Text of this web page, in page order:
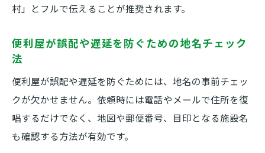
村」とフルで伝えることが推奨されます。
便利屋が誤配や遅延を防ぐための地名チェック
法
便利屋が誤配や遅延を防ぐためには、地名の事前チェッ
クが欠かせません。依頼時には電話やメールで住所を復
唱するだけでなく、地図や郵便番号、目印となる施設名
も確認する方法が有効です。